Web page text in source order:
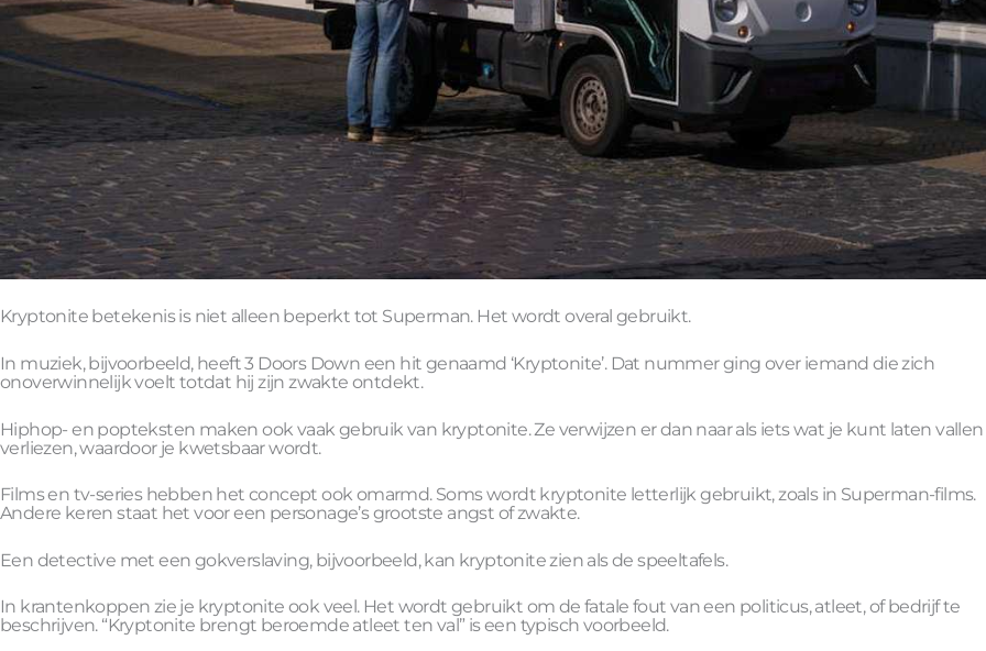
Kryptonite betekenis is niet alleen beperkt tot Superman. Het wordt overal gebruikt.
In muziek, bijvoorbeeld, heeft 3 Doors Down een hit genaamd ‘Kryptonite’. Dat nummer ging over iemand die zich
onoverwinnelijk voelt totdat hij zijn zwakte ontdekt.
Hiphop- en popteksten maken ook vaak gebruik van kryptonite. Ze verwijzen er dan naar als iets wat je kunt laten vallen
verliezen, waardoor je kwetsbaar wordt.
Films en tv-series hebben het concept ook omarmd. Soms wordt kryptonite letterlijk gebruikt, zoals in Superman-films.
Andere keren staat het voor een personage’s grootste angst of zwakte.
Een detective met een gokverslaving, bijvoorbeeld, kan kryptonite zien als de speeltafels.
In krantenkoppen zie je kryptonite ook veel. Het wordt gebruikt om de fatale fout van een politicus, atleet, of bedrijf te
beschrijven. “Kryptonite brengt beroemde atleet ten val” is een typisch voorbeeld.